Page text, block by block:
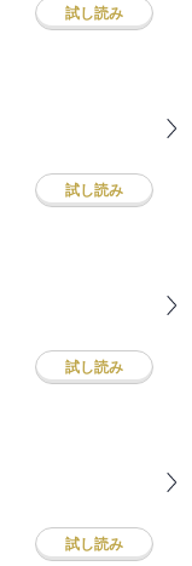
試し読み
試し読み
試し読み
試し読み